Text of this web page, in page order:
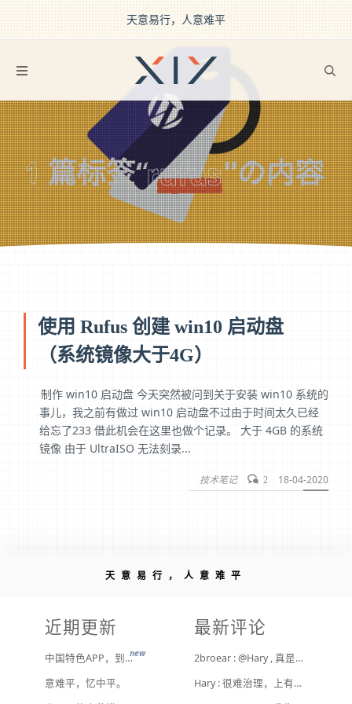
天意易行，人意难平
2BROEAR の rufus Tag
1篇标签“rufus”の内容
使用 Rufus 创建 win10 启动盘
（系统镜像大于4G）
制作 win10 启动盘 今天突然被问到关于安装 win10 系统的
事儿，我之前有做过 win10 启动盘不过由于时间太久已经
给忘了233 借此机会在这里也做个记录。 大于 4GB 的系统
镜像 由于 UltraISO 无法刻录...
技术笔记 2 18-04-2020
天意易行，人意难平
近期更新
中国特色APP，到底谁来治？new
意难平，忆中平。
最新评论
2broear : @Hary , 真是给他们惯坏了！ [ Emoji Image ]
Hary : 很难治理，上有政策下有对策，真整治了也是消停一阵，还是得告诉他们要注意一点